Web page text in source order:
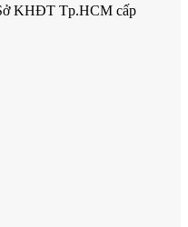
KHĐT Tp.HCM cấp